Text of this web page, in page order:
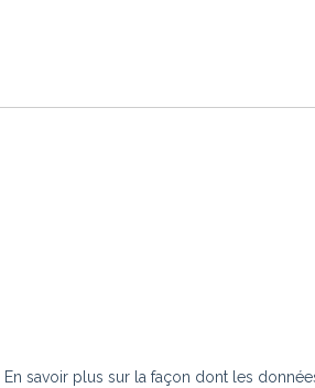
En savoir plus sur la façon dont les